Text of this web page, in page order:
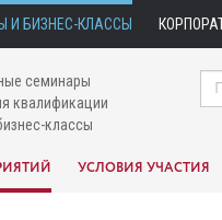
И БИЗНЕС-КЛАССЫ
семинары
квалификации
классы
УСЛОВИЯ УЧАСТИЯ